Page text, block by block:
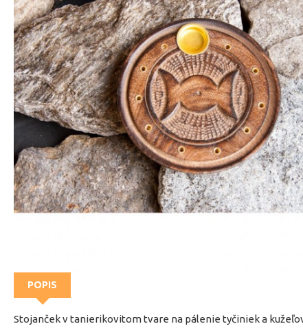
POPIS
Stojanček v tanierikovitom tvare na pálenie tyčiniek a